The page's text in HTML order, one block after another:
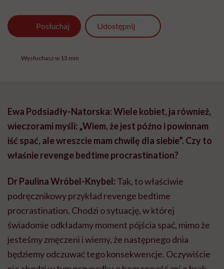
Posłuchaj Udostępnij
Wysłuchasz w 13 min
Ewa Podsiadły-Natorska: Wiele kobiet, ja również,
wieczorami myśli: „Wiem, że jest późno i powinnam
iść spać, ale wreszcie mam chwilę dla siebie”. Czy to
właśnie revenge bedtime procrastination?
Dr Paulina Wróbel-Knybel: Tak, to właściwie
podręcznikowy przykład revenge bedtime
procrastination. Chodzi o sytuację, w której
świadomie odkładamy moment pójścia spać, mimo że
jesteśmy zmęczeni i wiemy, że następnego dnia
będziemy odczuwać tego konsekwencje. Oczywiście